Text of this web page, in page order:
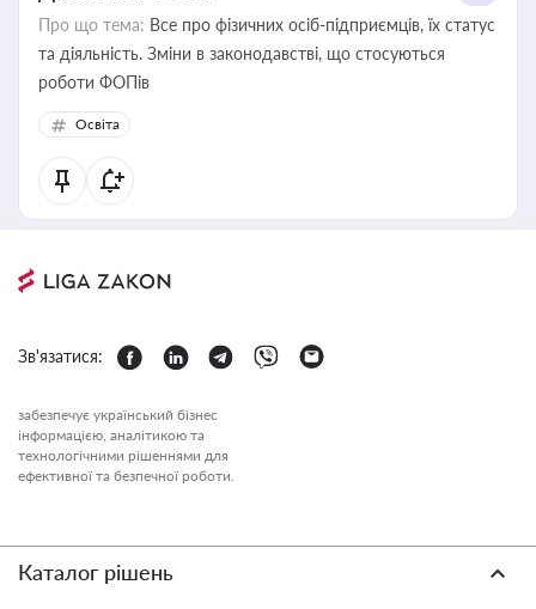
Про що тема: Все про фізичних осіб-підприємців, їх статус
та діяльність. Зміни в законодавстві, що стосуються
роботи ФОПів
Освіта
Зв'язатися:
забезпечує український бізнес
інформацією, аналітикою та
технологічними рішеннями для
ефективної та безпечної роботи.
Каталог рішень